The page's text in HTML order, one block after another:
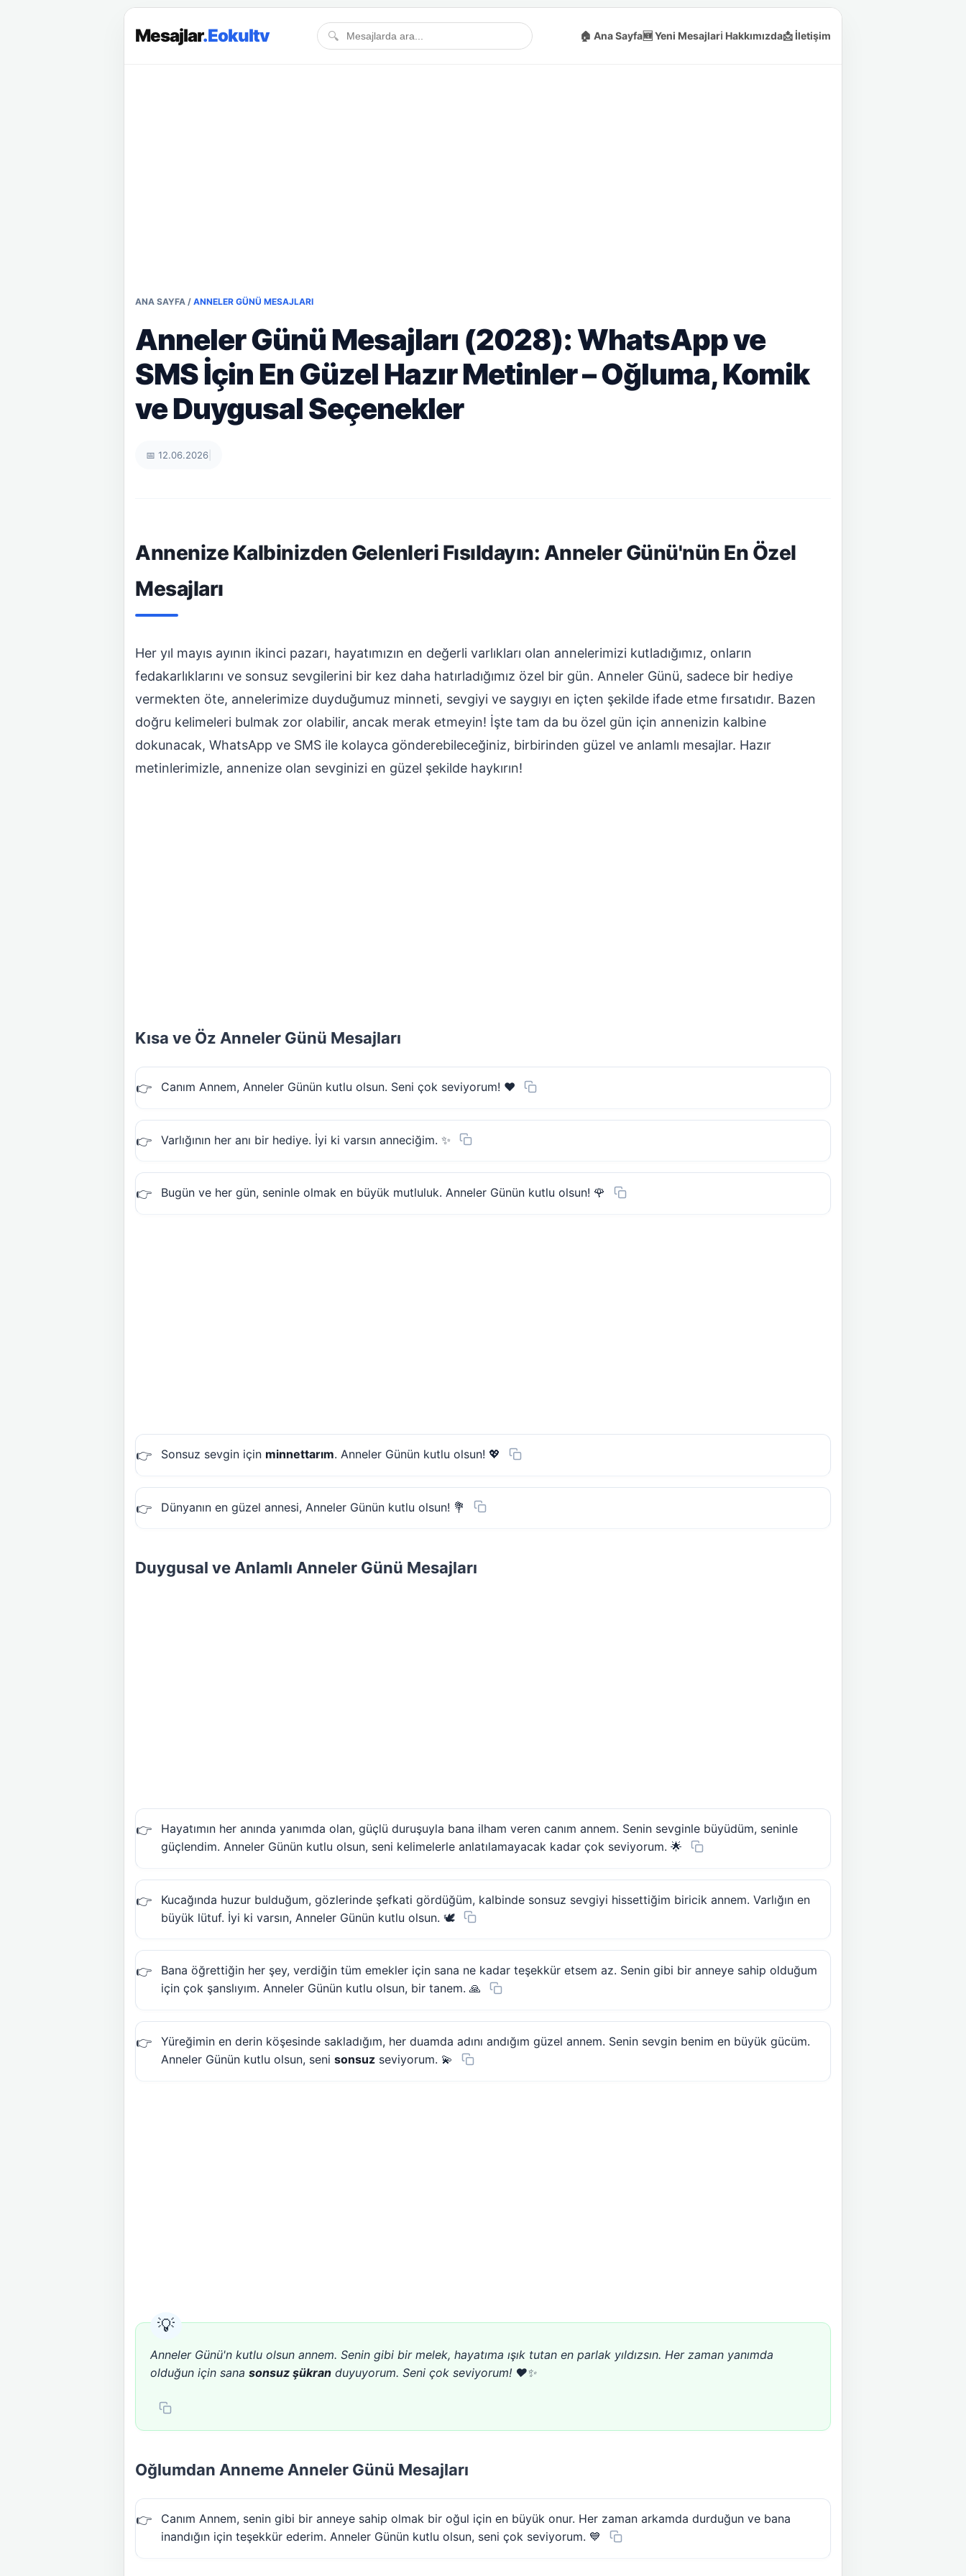
Mesajlar.Eokultv 🔍 🏠 Ana Sayfa🆕 Yeni Mesajlarℹ️ Hakkımızda📩 İletişim
ANA SAYFA / ANNELER GÜNÜ MESAJLARI
Anneler Günü Mesajları (2028): WhatsApp ve
SMS İçin En Güzel Hazır Metinler – Oğluma, Komik
ve Duygusal Seçenekler
📅 12.06.2026
Annenize Kalbinizden Gelenleri Fısıldayın: Anneler Günü'nün En Özel
Mesajları
Her yıl mayıs ayının ikinci pazarı, hayatımızın en değerli varlıkları olan annelerimizi kutladığımız, onların
fedakarlıklarını ve sonsuz sevgilerini bir kez daha hatırladığımız özel bir gün. Anneler Günü, sadece bir hediye
vermekten öte, annelerimize duyduğumuz minneti, sevgiyi ve saygıyı en içten şekilde ifade etme fırsatıdır. Bazen
doğru kelimeleri bulmak zor olabilir, ancak merak etmeyin! İşte tam da bu özel gün için annenizin kalbine
dokunacak, WhatsApp ve SMS ile kolayca gönderebileceğiniz, birbirinden güzel ve anlamlı mesajlar. Hazır
metinlerimizle, annenize olan sevginizi en güzel şekilde haykırın!
Kısa ve Öz Anneler Günü Mesajları
Canım Annem, Anneler Günün kutlu olsun. Seni çok seviyorum! ❤️
Varlığının her anı bir hediye. İyi ki varsın anneciğim. ✨
Bugün ve her gün, seninle olmak en büyük mutluluk. Anneler Günün kutlu olsun! 🌹
Sonsuz sevgin için minnettarım. Anneler Günün kutlu olsun! 💖
Dünyanın en güzel annesi, Anneler Günün kutlu olsun! 💐
Duygusal ve Anlamlı Anneler Günü Mesajları
Hayatımın her anında yanımda olan, güçlü duruşuyla bana ilham veren canım annem. Senin sevginle büyüdüm, seninle
güçlendim. Anneler Günün kutlu olsun, seni kelimelerle anlatılamayacak kadar çok seviyorum. 🌟
Kucağında huzur bulduğum, gözlerinde şefkati gördüğüm, kalbinde sonsuz sevgiyi hissettiğim biricik annem. Varlığın en
büyük lütuf. İyi ki varsın, Anneler Günün kutlu olsun. 🕊️
Bana öğrettiğin her şey, verdiğin tüm emekler için sana ne kadar teşekkür etsem az. Senin gibi bir anneye sahip olduğum
için çok şanslıyım. Anneler Günün kutlu olsun, bir tanem. 🙏
Yüreğimin en derin köşesinde sakladığım, her duamda adını andığım güzel annem. Senin sevgin benim en büyük gücüm.
Anneler Günün kutlu olsun, seni sonsuz seviyorum. 💫
Anneler Günü'n kutlu olsun annem. Senin gibi bir melek, hayatıma ışık tutan en parlak yıldızsın. Her zaman yanımda
olduğun için sana sonsuz şükran duyuyorum. Seni çok seviyorum! ❤️✨
Oğlumdan Anneme Anneler Günü Mesajları
Canım Annem, senin gibi bir anneye sahip olmak bir oğul için en büyük onur. Her zaman arkamda durduğun ve bana
inandığın için teşekkür ederim. Anneler Günün kutlu olsun, seni çok seviyorum. 💙